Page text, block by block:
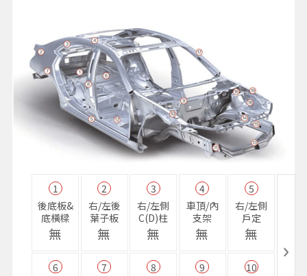
1
後底板&
底橫樑
無
2
右/左後
葉子板
無
3
右/左側
C(D)柱
無
4
車頂/內
支架
無
5
右/左側
戶定
無
6
7
8
9
10